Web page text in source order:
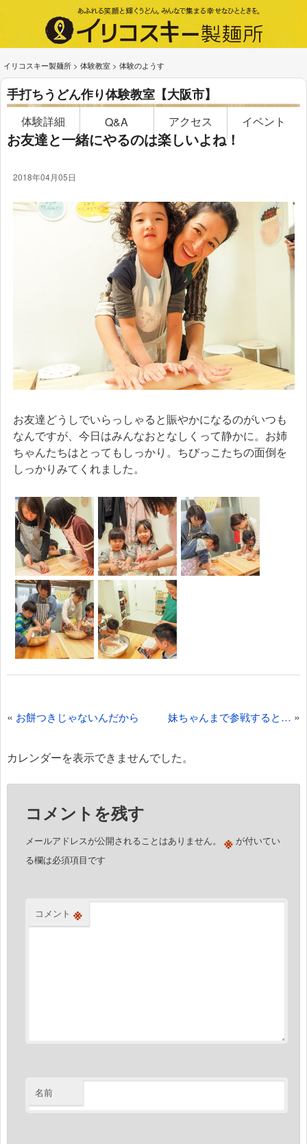
イリコスキー製麺所 > 体験教室 > 体験のようす
手打ちうどん作り体験教室【大阪市】
体験詳細 Q&A アクセス イベント
お友達と一緒にやるのは楽しいよね！
2018年04月05日
お友達どうしでいらっしゃると賑やかになるのがいつも
なんですが、今日はみんなおとなしくって静かに。お姉
ちゃんたちはとってもしっかり。ちびっこたちの面倒を
しっかりみてくれました。
投
ナ
妹ちゃんまで参戦すると… »
« お餅つきじゃないんだから
カレンダーを表示できませんでした。
コメントを残す
メールアドレスが公開されることはありません。 ※が付いてい
る欄は必須項目です
コメント ※
名前